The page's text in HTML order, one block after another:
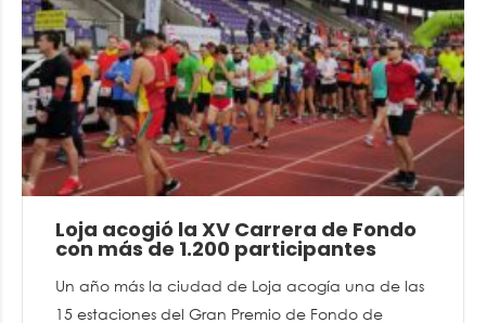
Loja acogió la XV Carrera de Fondo
con más de 1.200 participantes
Un año más la ciudad de Loja acogía una de las
15 estaciones del Gran Premio de Fondo de